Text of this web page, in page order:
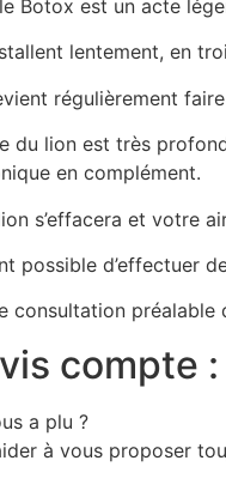
Botox est un acte
lentement, en
régulièrement
du lion est très
en complément.
s’effacera et votre
possible d’effectuer
consultation
compte
a plu ?
à vous proposer